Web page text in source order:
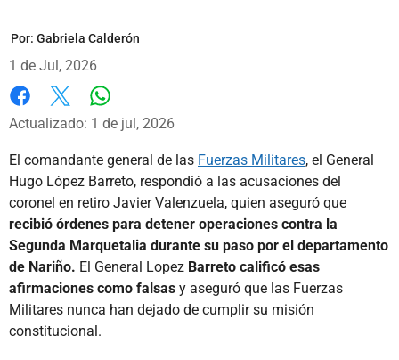
Por: Gabriela Calderón
1 de Jul, 2026
Facebook
X
Actualizado: 1 de jul, 2026
El comandante general de las Fuerzas Militares, el General
Hugo López Barreto, respondió a las acusaciones del
coronel en retiro Javier Valenzuela, quien aseguró que
recibió órdenes para detener operaciones contra la
Segunda Marquetalia durante su paso por el departamento
de Nariño. El General Lopez Barreto calificó esas
afirmaciones como falsas y aseguró que las Fuerzas
Militares nunca han dejado de cumplir su misión
constitucional.